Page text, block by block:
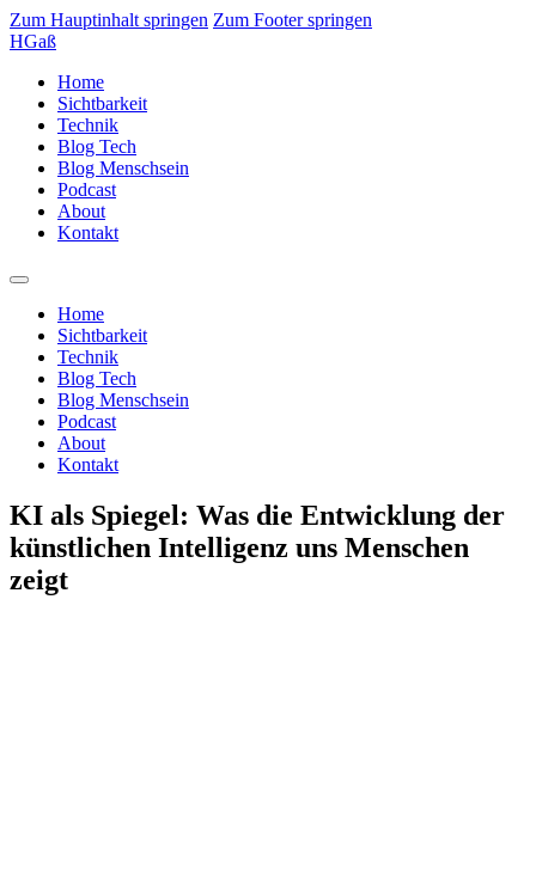
Zum Hauptinhalt springen Zum Footer springen
HGaß
Home
Sichtbarkeit
Technik
Blog Tech
Blog Menschsein
Podcast
About
Kontakt
Home
Sichtbarkeit
Technik
Blog Tech
Blog Menschsein
Podcast
About
Kontakt
KI als Spiegel: Was die Entwicklung der
künstlichen Intelligenz uns Menschen
zeigt